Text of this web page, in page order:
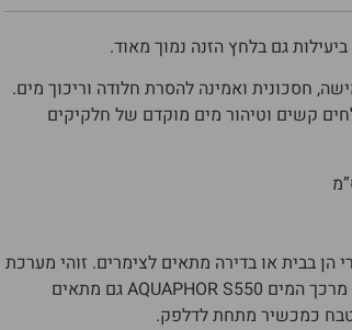
גם בלחץ הזנה נמוך מאוד.
חסכונית ואמינה להסרת חלודה וריכוך מים.
(בריכוז של עד 10 מ”ג/ל), מלחים קשים וטיהור מים מוקדם של חלקיקים
הן בבית או בדירה מתאים לצימרים. זוהי מערכת
קומפקטית במיוחד, כך שאין צורך במקום מיוחד. מרכך המים AQUAPHOR S550 גם מתאים
כמכשיר מתחת לדלפק.